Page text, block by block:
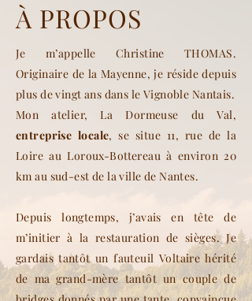
À PROPOS
Je m’appelle Christine THOMAS.
Originaire de la Mayenne, je réside depuis
plus de vingt ans dans le Vignoble Nantais.
Mon atelier, La Dormeuse du Val,
entreprise locale, se situe 11, rue de la
Loire au Loroux-Bottereau à environ 20
km au sud-est de la ville de Nantes.
Depuis longtemps, j’avais en tête de
m’initier à la restauration de sièges. Je
gardais tantôt un fauteuil Voltaire hérité
de ma grand-mère tantôt un couple de